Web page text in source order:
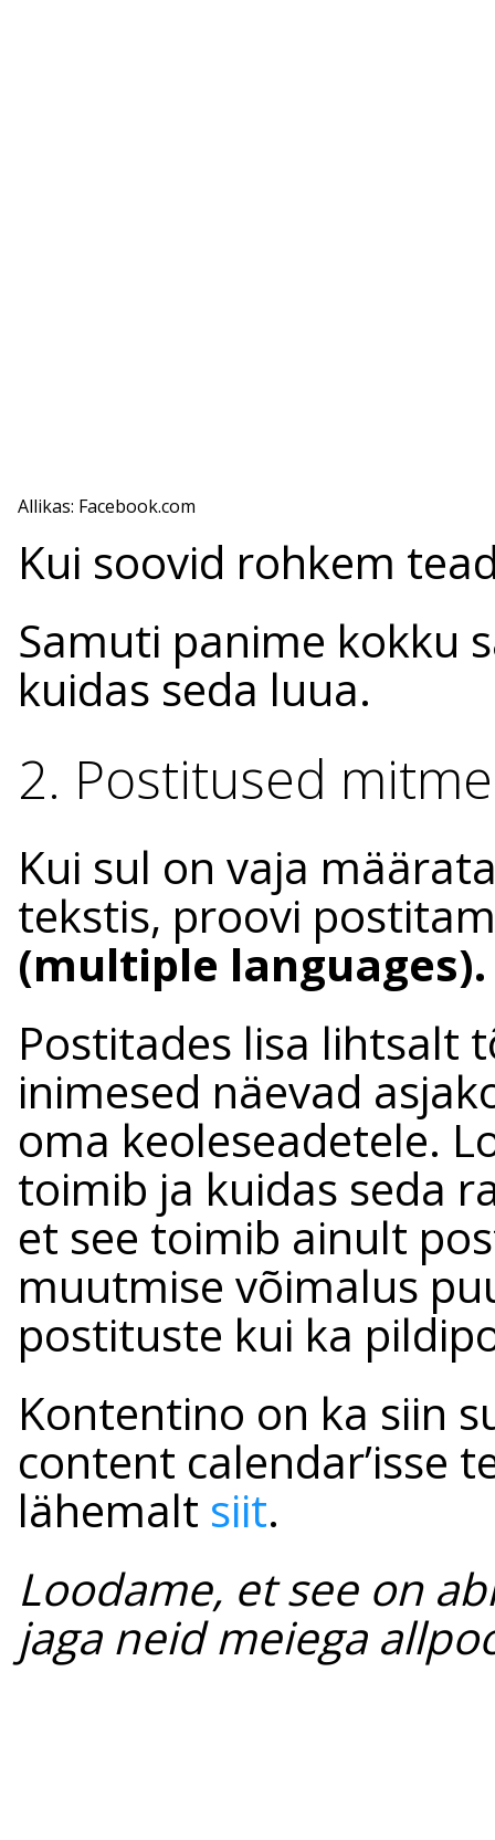
Allikas: Facebook.com
Kui soovid rohkem
Samuti panime kokku
kuidas seda luua.
2. Postitused
Kui sul on vaja
tekstis, proovi
(multiple languages).
Postitades lisa lihtsalt
inimesed näevad
oma keoleseadetele.
toimib ja kuidas seda
et see toimib ainult
muutmise võimalus
postituste kui ka
Kontentino on ka siin
content calendar’isse
lähemalt siit.
Loodame, et see on
jaga neid meiega